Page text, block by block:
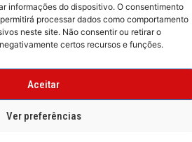
informações do dispositivo. O consentimento
processar dados como comportamento
neste site. Não consentir ou retirar o
certos recursos e funções.
Aceitar
Ver preferências